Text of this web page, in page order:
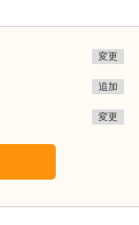
変更
追加
変更